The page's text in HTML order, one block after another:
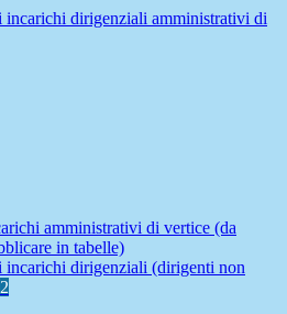
incarichi dirigenziali amministrativi di
amministrativi di vertice (da
in tabelle)
incarichi dirigenziali (dirigenti non
2